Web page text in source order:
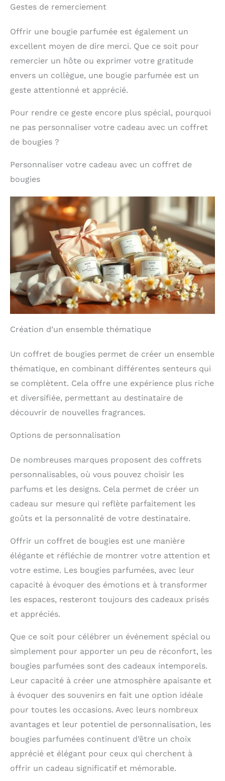
Gestes de remerciement
Offrir une bougie parfumée est également un
excellent moyen de dire merci. Que ce soit pour
remercier un hôte ou exprimer votre gratitude
envers un collègue, une bougie parfumée est un
geste attentionné et apprécié.
Pour rendre ce geste encore plus spécial, pourquoi
ne pas personnaliser votre cadeau avec un coffret
de bougies ?
Personnaliser votre cadeau avec un coffret de
bougies
Création d’un ensemble thématique
Un coffret de bougies permet de créer un ensemble
thématique, en combinant différentes senteurs qui
se complètent. Cela offre une expérience plus riche
et diversifiée, permettant au destinataire de
découvrir de nouvelles fragrances.
Options de personnalisation
De nombreuses marques proposent des coffrets
personnalisables, où vous pouvez choisir les
parfums et les designs. Cela permet de créer un
cadeau sur mesure qui reflète parfaitement les
goûts et la personnalité de votre destinataire.
Offrir un coffret de bougies est une manière
élégante et réfléchie de montrer votre attention et
votre estime. Les bougies parfumées, avec leur
capacité à évoquer des émotions et à transformer
les espaces, resteront toujours des cadeaux prisés
et appréciés.
Que ce soit pour célébrer un événement spécial ou
simplement pour apporter un peu de réconfort, les
bougies parfumées sont des cadeaux intemporels.
Leur capacité à créer une atmosphère apaisante et
à évoquer des souvenirs en fait une option idéale
pour toutes les occasions. Avec leurs nombreux
avantages et leur potentiel de personnalisation, les
bougies parfumées continuent d’être un choix
apprécié et élégant pour ceux qui cherchent à
offrir un cadeau significatif et mémorable.